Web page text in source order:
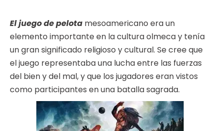
El juego de pelota mesoamericano era un
elemento importante en la cultura olmeca y tenía
un gran significado religioso y cultural. Se cree que
el juego representaba una lucha entre las fuerzas
del bien y del mal, y que los jugadores eran vistos
como participantes en una batalla sagrada.